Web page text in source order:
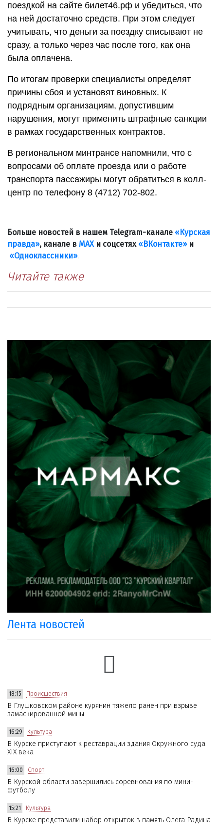
поездкой на сайте билет46.рф и убедиться, что
на ней достаточно средств. При этом следует
учитывать, что деньги за поездку списывают не
сразу, а только через час после того, как она
была оплачена.
По итогам проверки специалисты определят
причины сбоя и установят виновных. К
подрядным организациям, допустившим
нарушения, могут применить штрафные санкции
в рамках государственных контрактов.
В региональном минтрансе напомнили, что с
вопросами об оплате проезда или о работе
транспорта пассажиры могут обратиться в колл-
центр по телефону 8 (4712) 702-802.
Больше новостей в нашем Telegram-канале «Курская
правда», канале в МАХи соцсетях «ВКонтакте»и
«Одноклассники».
Читайте также
Лента новостей
18:15 Происшествия
В Глушковском районе курянин тяжело ранен при взрыве
замаскированной мины
16:29 Культура
В Курске приступают к реставрации здания Окружного суда
XIX века
16:00 Спорт
В Курской области завершились соревнования по мини-
футболу
15:21 Культура
В Курске представили набор открыток в память Олега Радина